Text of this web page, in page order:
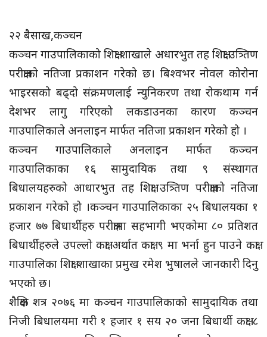
२२ बैसाख,कञ्चन
कञ्चन गाउपालिकाको शिक्षा शाखाले अधारभुत तह शिक्षा उत्र्तिण
परीक्षाको नतिजा प्रकाशन गरेको छ। बिश्वभर नोवल कोरोना
भाइरसको बढ्दो संक्रमणलाई न्युनिकरण तथा रोकथाम गर्न
देशभर लागु गरिएको लकडाउनका कारण कञ्चन
गाउपालिकाले अनलाइन मार्फत नतिजा प्रकाशन गरेको हो ।
कञ्चन गाउपालिकाले अनलाइन मार्फत कञ्चन
गाउपालिकाका १६ सामुदायिक तथा ९ संस्थागत
बिधालयहरुको आधारभुत तह शिक्षा उत्र्तिण परीक्षाको नतिजा
प्रकाशन गरेको हो ।कञ्चन गाउपालिकाका २५ बिधालयका १
हजार ७७ बिधार्थीहरु परीक्षामा सहभागी भएकोमा ८० प्रतिशत
बिधार्थीहरुले उपल्लो कक्षा अर्थात कक्षा ९ मा भर्ना हुन पाउने कक्षा
गाउपालिका शिक्षा शाखाका प्रमुख रमेश भुषालले जानकारी दिनु
भएको छ।
शैक्षिक शत्र २०७६ मा कञ्चन गाउपालिकाको सामुदायिक तथा
निजी बिधालयमा गरी १ हजार १ सय २० जना बिधार्थी कक्षा ८